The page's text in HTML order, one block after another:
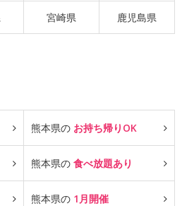
宮崎県 鹿児島県
熊本県の お持ち帰りOK
熊本県の 食べ放題あり
熊本県の 1月開催